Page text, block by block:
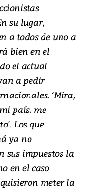
su lugar,
a todos de uno a
bien en el
el actual
a pedir
‘Mira,
país, me
Los que
ya no
sus impuestos la
en el caso
meter la